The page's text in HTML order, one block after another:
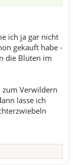
ich ja gar nicht
gekauft habe -
die Blüten im
Verwildern
lasse ich